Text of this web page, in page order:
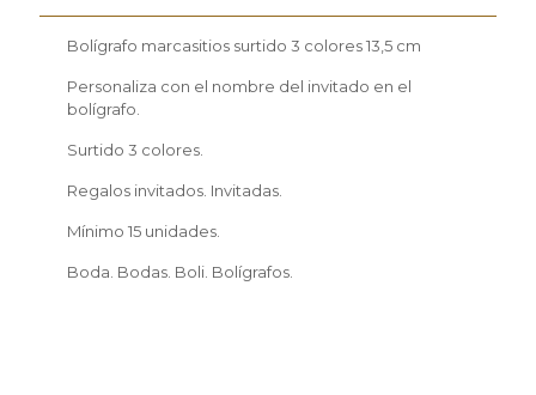
Bolígrafo marcasitios surtido 3 colores 13,5 cm
Personaliza con el nombre del invitado en el
bolígrafo.
Surtido 3 colores.
Regalos invitados. Invitadas.
Mínimo 15 unidades.
Boda. Bodas. Boli. Bolígrafos.